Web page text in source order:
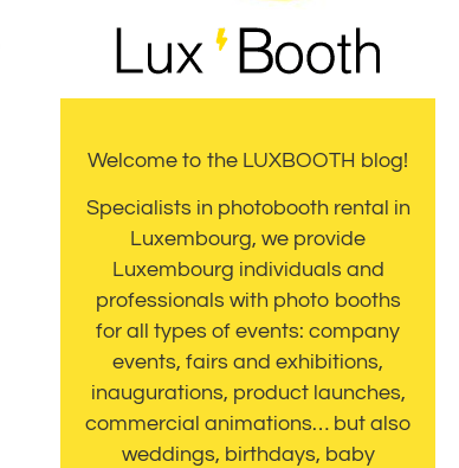
Welcome to the LUXBOOTH blog!
Specialists in photobooth rental in
Luxembourg, we provide
Luxembourg individuals and
professionals with photo booths
for all types of events: company
events, fairs and exhibitions,
inaugurations, product launches,
commercial animations… but also
weddings, birthdays, baby